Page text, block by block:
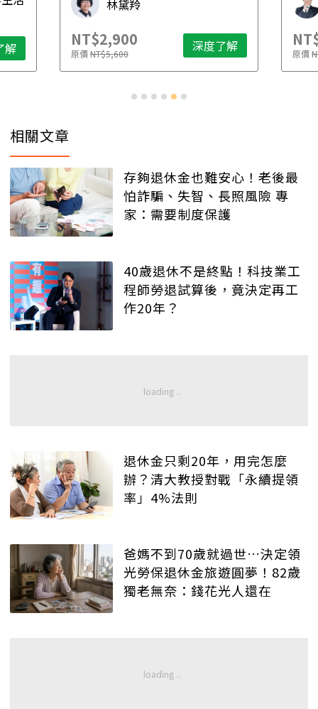
解
林黛羚
NT$2,900
原價NT$5,600 深度了解 原價
相關文章
存夠退休金也難安心！老後最
怕詐騙、失智、長照風險 專
家：需要制度保護
40歲退休不是終點！科技業工
程師勞退試算後，竟決定再工
作20年？
退休金只剩20年，用完怎麼
辦？清大教授對戰「永續提領
率」4%法則
爸媽不到70歲就過世…決定領
光勞保退休金旅遊圓夢！82歲
獨老無奈：錢花光人還在